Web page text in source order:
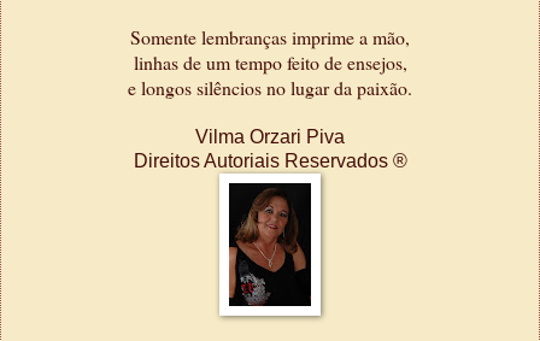
Somente lembranças imprime a mão,
linhas de um tempo feito de ensejos,
e longos silêncios no lugar da paixão.
Vilma Orzari Piva
Direitos Autoriais Reservados ®